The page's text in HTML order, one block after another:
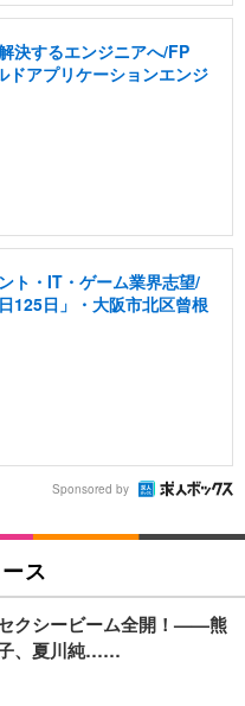
決するエンジニアへ/FP
ドアプリケーションエンジ
ト・IT・ゲーム業界志望/
125日」・大阪市北区曾根
Sponsored by
ス
セクシービーム全開！——熊
、夏川純……